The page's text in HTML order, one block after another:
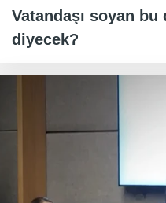
Vatandaşı soyan
diyecek?